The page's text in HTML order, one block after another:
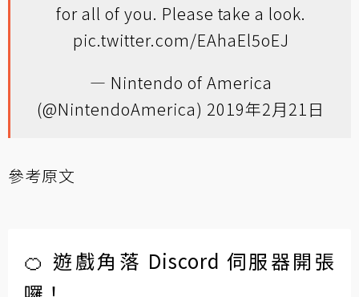
for all of you. Please take a look.
pic.twitter.com/EAhaEl5oEJ
— Nintendo of America
(@NintendoAmerica) 2019年2月21日
參考原文
🍊 遊戲角落 Discord 伺服器開張